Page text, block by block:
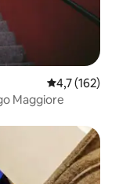
4,7 de uma
4,7 (162)
Maggiore